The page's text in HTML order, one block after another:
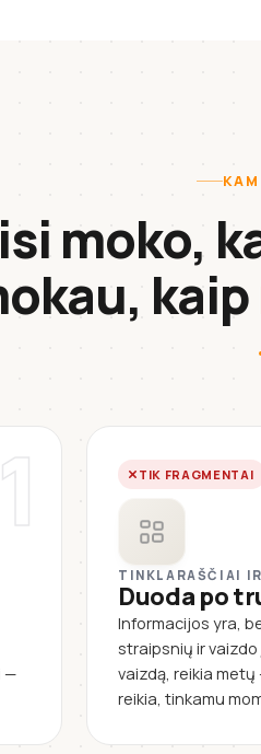
moko,
kaip
—
TIK FRAGMENTAI
TINKLARAŠČIAI
Duoda po
Informacijos yra,
straipsnių ir
vaizdą, reikia
reikia, tinkamu